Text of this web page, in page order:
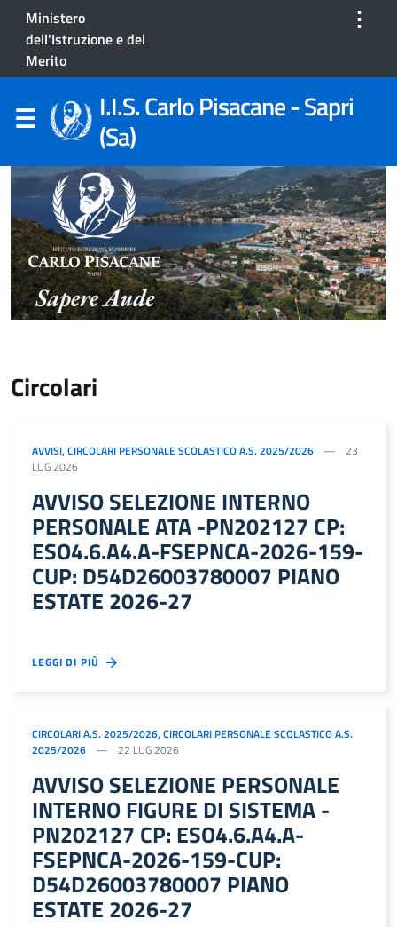
Ministero
dell'Istruzione e del
Merito
⋮
I.I.S. Carlo Pisacane - Sapri
(Sa)
Circolari
AVVISI, CIRCOLARI PERSONALE SCOLASTICO A.S. 2025/2026
23
LUG 2026
AVVISO SELEZIONE INTERNO
PERSONALE ATA -PN202127 CP:
ESO4.6.A4.A-FSEPNCA-2026-159-
CUP: D54D26003780007 PIANO
ESTATE 2026-27
LEGGI DI PIÙ
CIRCOLARI A.S. 2025/2026, CIRCOLARI PERSONALE SCOLASTICO A.S.
2025/2026
22 LUG 2026
AVVISO SELEZIONE PERSONALE
INTERNO FIGURE DI SISTEMA -
PN202127 CP: ESO4.6.A4.A-
FSEPNCA-2026-159-CUP:
D54D26003780007 PIANO
ESTATE 2026-27